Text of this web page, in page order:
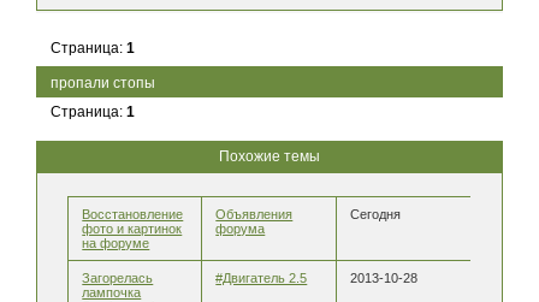
пропали стопы
Страница:1
Страница:1
Похожие темы
Восстановление
фото и картинок
на форуме
Объявления
форума
Сегодня
Загорелась
лампочка
#Двигатель 2.5 2013-10-28